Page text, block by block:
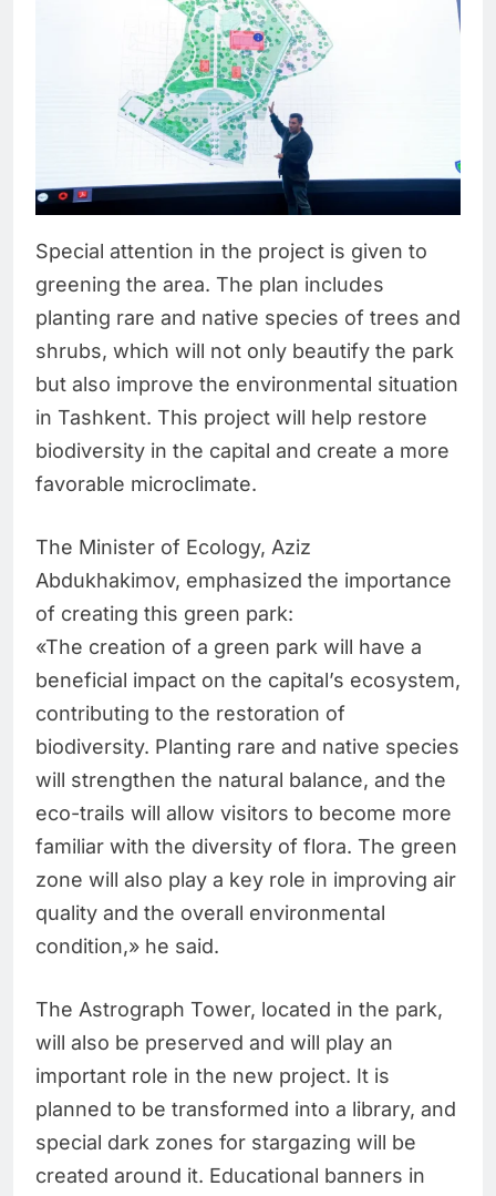
Special attention in the project is given to
greening the area. The plan includes
planting rare and native species of trees and
shrubs, which will not only beautify the park
but also improve the environmental situation
in Tashkent. This project will help restore
biodiversity in the capital and create a more
favorable microclimate.
The Minister of Ecology, Aziz
Abdukhakimov, emphasized the importance
of creating this green park:
«The creation of a green park will have a
beneficial impact on the capital’s ecosystem,
contributing to the restoration of
biodiversity. Planting rare and native species
will strengthen the natural balance, and the
eco-trails will allow visitors to become more
familiar with the diversity of flora. The green
zone will also play a key role in improving air
quality and the overall environmental
condition,» he said.
The Astrograph Tower, located in the park,
will also be preserved and will play an
important role in the new project. It is
planned to be transformed into a library, and
special dark zones for stargazing will be
created around it. Educational banners in